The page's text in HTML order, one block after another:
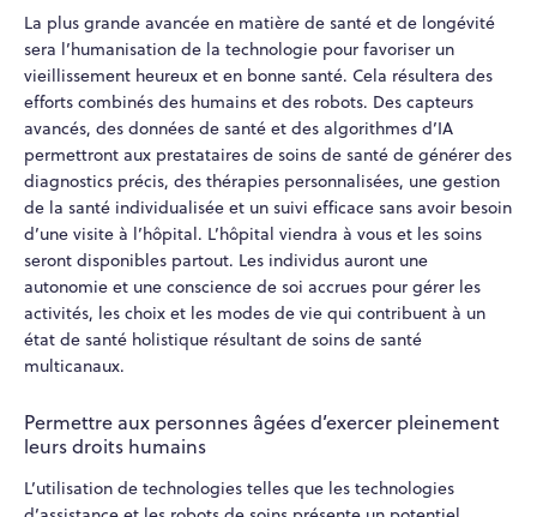
La plus grande avancée en matière de santé et de longévité
sera l’humanisation de la technologie pour favoriser un
vieillissement heureux et en bonne santé. Cela résultera des
efforts combinés des humains et des robots. Des capteurs
avancés, des données de santé et des algorithmes d’IA
permettront aux prestataires de soins de santé de générer des
diagnostics précis, des thérapies personnalisées, une gestion
de la santé individualisée et un suivi efficace sans avoir besoin
d’une visite à l’hôpital. L’hôpital viendra à vous et les soins
seront disponibles partout. Les individus auront une
autonomie et une conscience de soi accrues pour gérer les
activités, les choix et les modes de vie qui contribuent à un
état de santé holistique résultant de soins de santé
multicanaux.
Permettre aux personnes âgées d’exercer pleinement
leurs droits humains
L’utilisation de technologies telles que les technologies